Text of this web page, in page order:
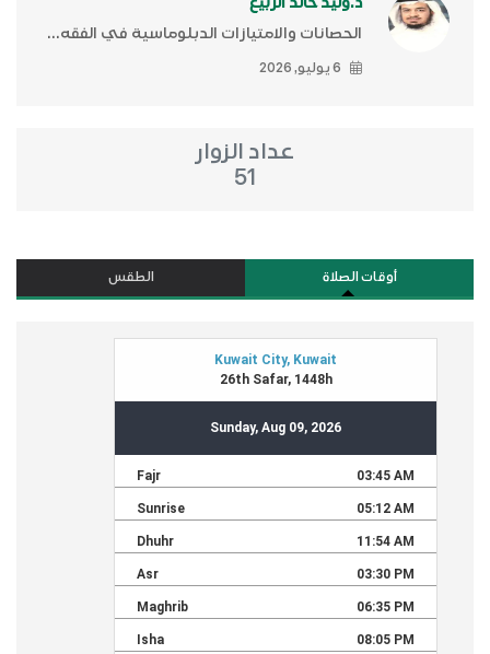
الحصانات والامتيازات الدبلوماسية في الفقه...
6 يوليو, 2026
عداد الزوار
51
أوقات الصلاة الطقس